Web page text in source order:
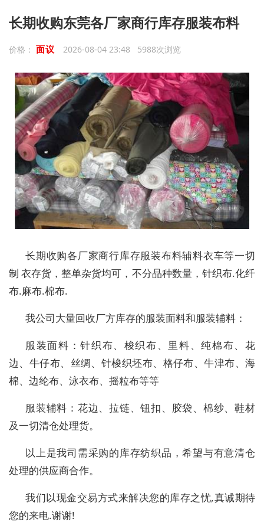
长期收购东莞各厂家商行库存服装布料
价格： 面议 2026-08-04 23:48 5988次浏览
长期收购各厂家商行库存服装布料辅料衣车等一切
制 衣存货，整单杂货均可，不分品种数量，针织布.化纤
布.麻布.棉布.
我公司大量回收厂方库存的服装面料和服装辅料：
服装面料：针织布、梭织布、里料、纯棉布、花
边、牛仔布、丝绸、针梭织坯布、格仔布、牛津布、海
棉、边纶布、泳衣布、摇粒布等等
服装辅料：花边、拉链、钮扣、胶袋、棉纱、鞋材
及一切清仓处理货。
以上是我司需采购的库存纺织品，希望与有意清仓
处理的供应商合作。
我们以现金交易方式来解决您的库存之忧,真诚期待
您的来电.谢谢!